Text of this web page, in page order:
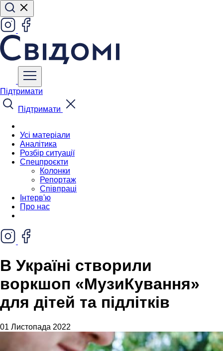
Підтримати
Підтримати
Усі матеріали
Аналітика
Розбір ситуації
Спецпроєкти
Колонки
Репортаж
Співпраці
Інтерв'ю
Про нас
В Україні створили
воркшоп «МузиКування»
для дітей та підлітків
01 Листопада 2022